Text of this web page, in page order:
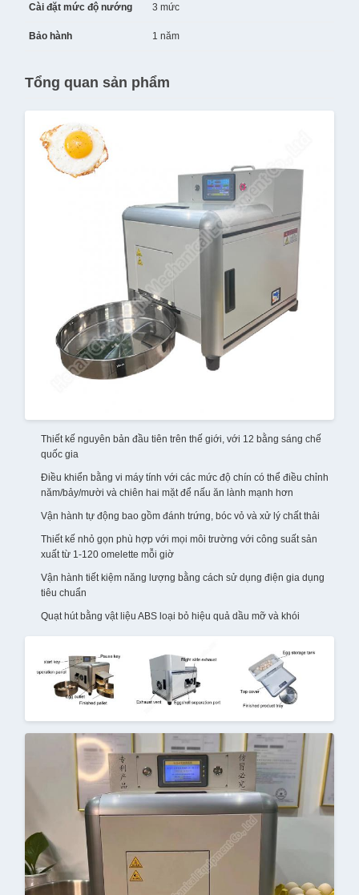
Cài đặt mức độ nướng 3 mức
Bảo hành 1 năm
Tổng quan sản phẩm
Thiết kế nguyên bản đầu tiên trên thế giới, với 12 bằng sáng chế
quốc gia
Điều khiển bằng vi máy tính với các mức độ chín có thể điều chỉnh
năm/bảy/mười và chiên hai mặt để nấu ăn lành mạnh hơn
Vận hành tự động bao gồm đánh trứng, bóc vỏ và xử lý chất thải
Thiết kế nhỏ gọn phù hợp với mọi môi trường với công suất sản
xuất từ 1-120 omelette mỗi giờ
Vận hành tiết kiệm năng lượng bằng cách sử dụng điện gia dụng
tiêu chuẩn
Quạt hút bằng vật liệu ABS loại bỏ hiệu quả dầu mỡ và khói